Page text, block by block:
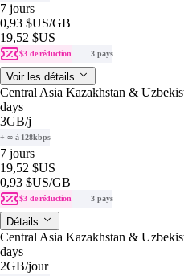
7 jours
0,93 $US/GB
19,52 $US
$3 de réduction 3 pays
Voir les détails
Central Asia Kazakhstan &
days
3GB/j
+ ∞ à 128kbps
7 jours
19,52 $US
0,93 $US/GB
$3 de réduction 3 pays
Détails
Central Asia Kazakhstan &
days
2GB/jour